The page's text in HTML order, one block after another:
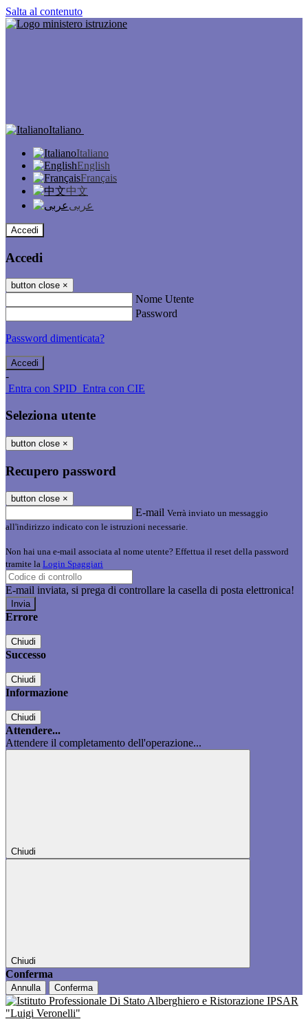
Salta al contenuto
Italiano
Italiano
English
Français
中文
عربى
Accedi
Accedi
button close ×
Nome Utente
Password
Password dimenticata?
-
Entra con SPID Entra con CIE
Seleziona utente
button close ×
Recupero password
button close ×
E-mail Verrà inviato un messaggio
all'indirizzo indicato con le istruzioni necessarie.
Non hai una e-mail associata al nome utente? Effettua il reset della password
tramite la Login Spaggiari
E-mail inviata, si prega di controllare la casella di posta elettronica!
Errore
Chiudi
Successo
Chiudi
Informazione
Chiudi
Attendere...
Attendere il completamento dell'operazione...
Chiudi
Chiudi
Conferma
Annulla Conferma